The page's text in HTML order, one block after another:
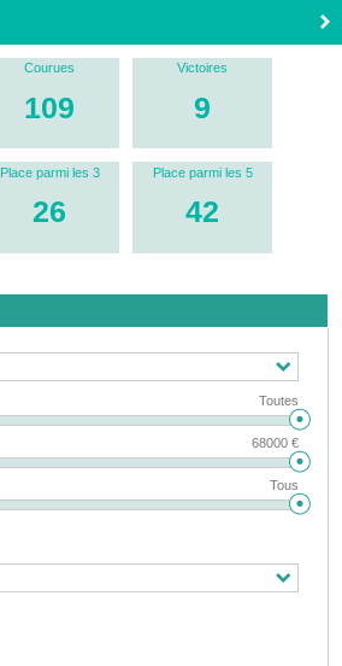
Courues
109
Victoires
9
Place parmi les 3
26
Place parmi les 5
42
Toutes
68000 €
Tous